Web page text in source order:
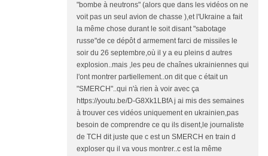
"bombe à neutrons" (alors que dans les vidéos on ne
voit pas un seul avion de chasse ),et l'Ukraine a fait
la même chose durant le soit disant "sabotage
russe"de ce dépôt d armement farci de missiles le
soir du 26 septembre,où il y a eu pleins d autres
explosion..mais ,les peu de chaînes ukrainiennes qui
l'ont montrer partiellement..on dit que c était un
"SMERCH"..qui n'à rien à voir avec ça
https://youtu.be/D-G8Xk1LBfA j ai mis des semaines
à trouver ces vidéos uniquement en ukrainien,pas
besoin de comprendre ce qu ils disent,le journaliste
de TCH dit juste que c est un SMERCH en train d
exploser qu il va vous montrer..c est la même